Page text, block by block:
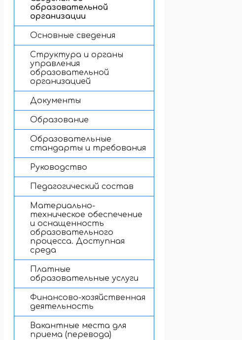
образовательной
организации
Основные сведения
Структура и органы
управления
образовательной
организацией
Документы
Образование
Образовательные
стандарты и требования
Руководство
Педагогический состав
Материально-
техническое обеспечение
и оснащенность
образовательного
процесса. Доступная
среда
Платные
образовательные услуги
Финансово-хозяйственная
деятельность
Вакантные места для
приема (перевода)